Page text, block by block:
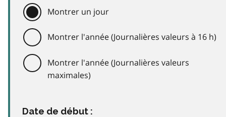
Montrer un jour
Montrer l'année (Journalières valeurs à 16 h)
Montrer l'année (Journalières valeurs
maximales)
Date de début :